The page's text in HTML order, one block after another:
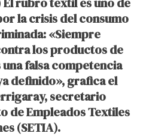
la crisis del consumo
«Siempre
los productos de
falsa competencia
definido», grafica el
secretario
de Empleados Textiles
(SETIA).